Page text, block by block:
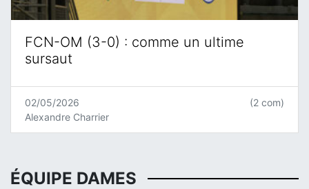
FCN-OM (3-0) : comme un ultime
sursaut
02/05/2026
Alexandre Charrier
(2 com)
ÉQUIPE DAMES